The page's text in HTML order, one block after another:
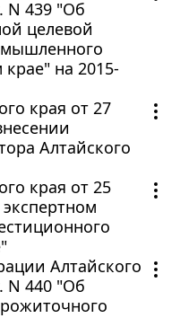
N 439 "Об
целевой
на 2015-
края от 27
Алтайского
края от 25
Алтайского
N 440 "Об